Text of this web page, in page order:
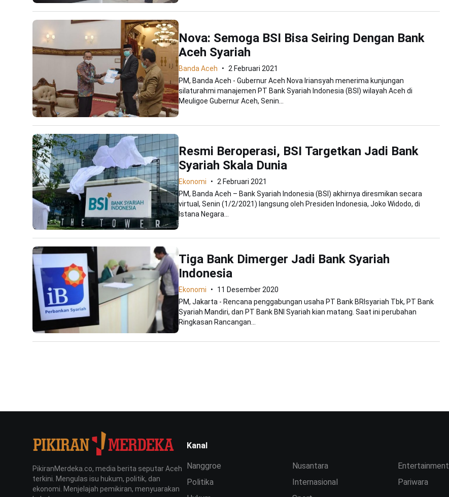
Nova: Semoga BSI Bisa Seiring Dengan Bank
Aceh Syariah
Banda Aceh
2 Februari 2021
PM, Banda Aceh - Gubernur Aceh Nova Iriansyah menerima kunjungan
silaturahmi manajemen PT Bank Syariah Indonesia (BSI) wilayah Aceh di
Meuligoe Gubernur Aceh, Senin...
Resmi Beroperasi, BSI Targetkan Jadi Bank
Syariah Skala Dunia
Ekonomi
2 Februari 2021
PM, Banda Aceh – Bank Syariah Indonesia (BSI) akhirnya diresmikan secara
virtual, Senin (1/2/2021) langsung oleh Presiden Indonesia, Joko Widodo, di
Istana Negara...
Tiga Bank Dimerger Jadi Bank Syariah
Indonesia
Ekonomi
11 Desember 2020
PM, Jakarta - Rencana penggabungan usaha PT Bank BRIsyariah Tbk, PT Bank
Syariah Mandiri, dan PT Bank BNI Syariah kian matang. Saat ini perubahan
Ringkasan Rancangan...
PikiranMerdeka.co, media berita seputar Aceh
terkini. Mengulas isu hukum, politik, dan
ekonomi. Menjelajah pemikiran, menyuarakan
Kanal
Nanggroe
Politika
Nusantara
Internasional
Entertainment
Pariwara